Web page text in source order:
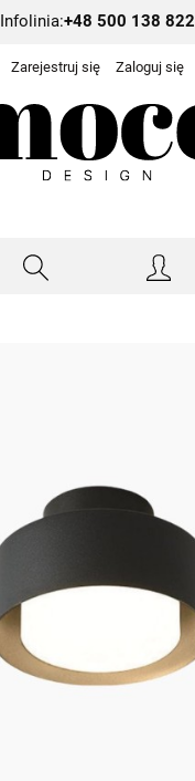
Infolinia:+48 500 138 822
Zarejestruj się Zaloguj się